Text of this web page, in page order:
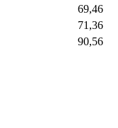
69,46
71,36
90,56